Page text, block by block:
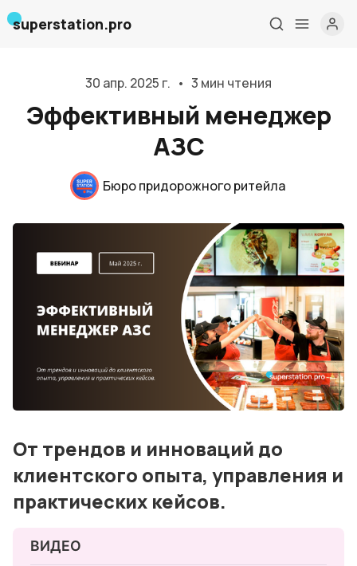
Главная
О нас
Дизайн и проектирование
Консалтинг и обучение
Лучшие АЗС мира
superstation.pro
30 апр. 2025 г. • 3 мин чтения
Эффективный менеджер
АЗС
Бюро придорожного ритейла
От трендов и инноваций до
клиентского опыта, управления и
практических кейсов.
ВИДЕО